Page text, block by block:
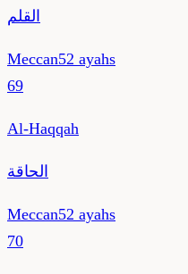
القلم
Meccan52 ayahs
69
Al-Haqqah
الحاقة
Meccan52 ayahs
70